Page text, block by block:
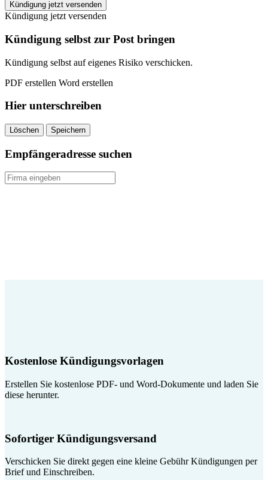
Hansemerkur
Speziale
kündigen
quantity
Kündigung jetzt versenden
Kündigung jetzt versenden
Kündigung selbst zur Post bringen
Kündigung selbst auf eigenes Risiko verschicken.
PDF erstellen Word erstellen
Hier unterschreiben
Löschen Speichern
Empfängeradresse suchen
Kostenlose Kündigungsvorlagen
Erstellen Sie kostenlose PDF- und Word-Dokumente und laden Sie
diese herunter.
Sofortiger Kündigungsversand
Verschicken Sie direkt gegen eine kleine Gebühr Kündigungen per
Brief und Einschreiben.